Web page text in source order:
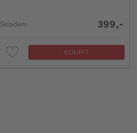
Skladem 399,-
KOUPIT